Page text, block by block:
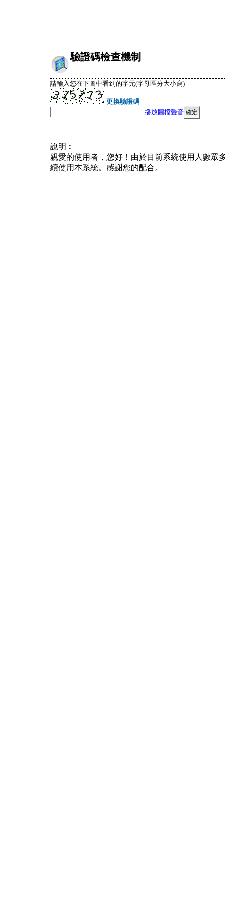
驗證碼檢查機制
請輸入您在下圖中看到的字元(字母區分大小寫)
更換驗證碼
播放圖檔聲音
說明︰
親愛的使用者，您好！由於目前系統使用人數眾
續使用本系統。感謝您的配合。